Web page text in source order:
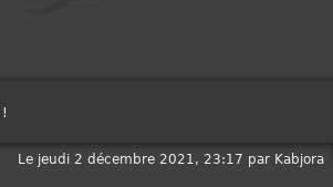
Le jeudi 2 décembre 2021, 23:17 par Kabjora